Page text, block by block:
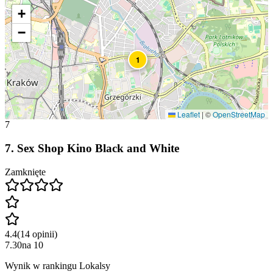
1
+
−
Leaflet |©OpenStreetMap
7
7. Sex Shop Kino Black and White
Zamknięte
4.4(14 opinii)
7.30na 10
Wynik w rankingu Lokalsy